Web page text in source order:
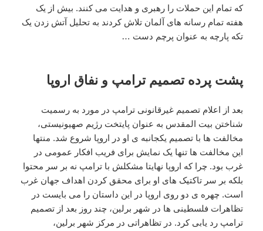
که تمام این حملات را رهبری و هدایت می کنند. بیش از یک
هفته تمام رسانه های آلمان تلاش کردند به تحلیل آتش زدن یک
تکه پارچه به عنوان پرچم دست …
پشت پرده تصمیم ترامپ و نفاق اروپا
بعد از اعلام تصمیم غیرقانونی ترامپ در مورد به رسمیت
شناختن بیت المقدس به عنوان پایتخت رژیم صهیونیستی،
مخالفت ها با تصمیم یکجانبه ی او در اروپا شروع شد. منتها
این مخالفت ها تنها یک نمایش برای فریب افکار عمومی در
غرب بود. چرا که اروپا نهایتا مشکلش با ترامپ نه بر سر محتوا
بلکه بر سر تاکتیک های او برای محقق کردن اهداف جهان غرب
است. چهره ی دو روی اروپا در این داستان را می بایست در
تظاهرات فلسطینی ها در شهر برلین، چند روز بعد از تصمیم
ترامپ رد یابی کرد. در تظاهراتی در مرکز شهر برلین،